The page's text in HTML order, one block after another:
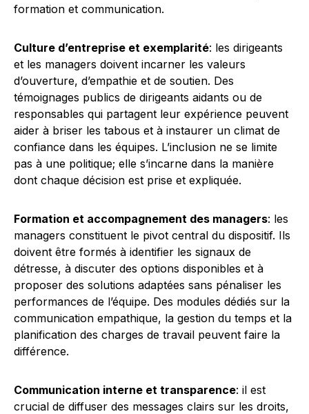
formation et communication.
Culture d’entreprise et exemplarité: les dirigeants
et les managers doivent incarner les valeurs
d’ouverture, d’empathie et de soutien. Des
témoignages publics de dirigeants aidants ou de
responsables qui partagent leur expérience peuvent
aider à briser les tabous et à instaurer un climat de
confiance dans les équipes. L’inclusion ne se limite
pas à une politique; elle s’incarne dans la manière
dont chaque décision est prise et expliquée.
Formation et accompagnement des managers: les
managers constituent le pivot central du dispositif. Ils
doivent être formés à identifier les signaux de
détresse, à discuter des options disponibles et à
proposer des solutions adaptées sans pénaliser les
performances de l’équipe. Des modules dédiés sur la
communication empathique, la gestion du temps et la
planification des charges de travail peuvent faire la
différence.
Communication interne et transparence: il est
crucial de diffuser des messages clairs sur les droits,